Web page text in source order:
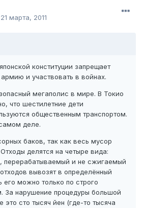
21 марта, 2011
конституции запрещает
и участвовать в войнах.
мегаполис в мире. В Токио
что шестилетние дети
общественным транспортом.
деле.
баков, так как весь мусор
делятся на четыре вида:
перерабатываемый и не сжигаемый
вывозят в определённый
его можно только по строго
За нарушение процедуры большой
сто тысяч йен (где-то тысяча